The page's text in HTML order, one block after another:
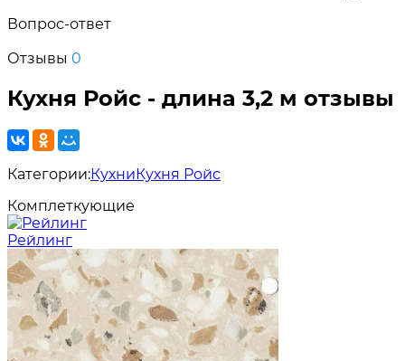
Вопрос-ответ
Отзывы 0
Кухня Ройс - длина 3,2 м отзывы
Категории:Кухни Кухня Ройс
Комплеткующие
Рейлинг